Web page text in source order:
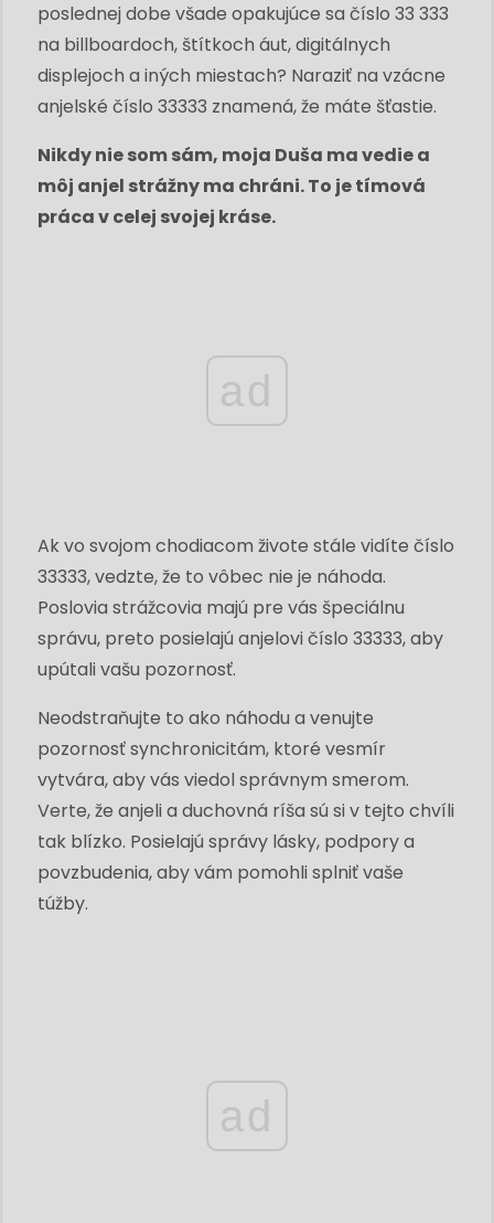
poslednej dobe všade opakujúce sa číslo 33 333
na billboardoch, štítkoch áut, digitálnych
displejoch a iných miestach? Naraziť na vzácne
anjelské číslo 33333 znamená, že máte šťastie.
Nikdy nie som sám, moja Duša ma vedie a
môj anjel strážny ma chráni. To je tímová
práca v celej svojej kráse.
ad
Ak vo svojom chodiacom živote stále vidíte číslo
33333, vedzte, že to vôbec nie je náhoda.
Poslovia strážcovia majú pre vás špeciálnu
správu, preto posielajú anjelovi číslo 33333, aby
upútali vašu pozornosť.
Neodstraňujte to ako náhodu a venujte
pozornosť synchronicitám, ktoré vesmír
vytvára, aby vás viedol správnym smerom.
Verte, že anjeli a duchovná ríša sú si v tejto chvíli
tak blízko. Posielajú správy lásky, podpory a
povzbudenia, aby vám pomohli splniť vaše
túžby.
ad